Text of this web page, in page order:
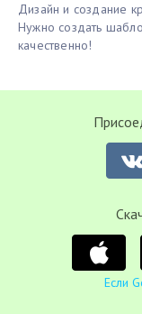
Дизайн и создание
Нужно создать
качественно!
Если